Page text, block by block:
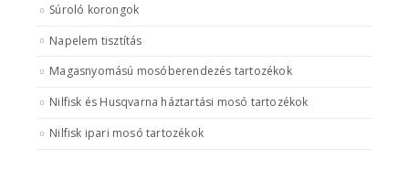
Súroló korongok
Napelem tisztítás
Magasnyomású mosóberendezés tartozékok
Nilfisk és Husqvarna háztartási mosó tartozékok
Nilfisk ipari mosó tartozékok